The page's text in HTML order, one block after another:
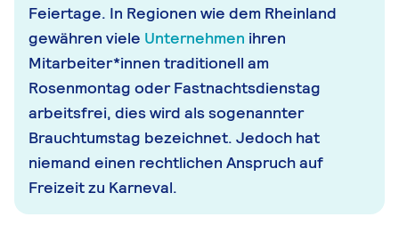
Feiertage. In Regionen wie dem Rheinland
gewähren viele Unternehmen ihren
Mitarbeiter*innen traditionell am
Rosenmontag oder Fastnachtsdienstag
arbeitsfrei, dies wird als sogenannter
Brauchtumstag bezeichnet. Jedoch hat
niemand einen rechtlichen Anspruch auf
Freizeit zu Karneval.